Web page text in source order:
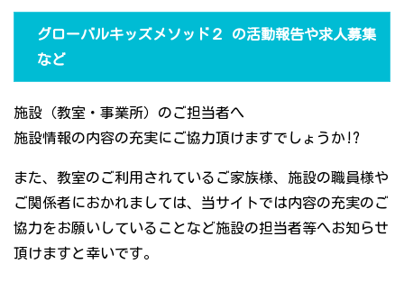
グローバルキッズメソッド２ の活動報告や求人募集
など
施設（教室・事業所）のご担当者へ
施設情報の内容の充実にご協力頂けますでしょうか!?
また、教室のご利用されているご家族様、施設の職員様や
ご関係者におかれましては、当サイトでは内容の充実のご
協力をお願いしていることなど施設の担当者等へお知らせ
頂けますと幸いです。